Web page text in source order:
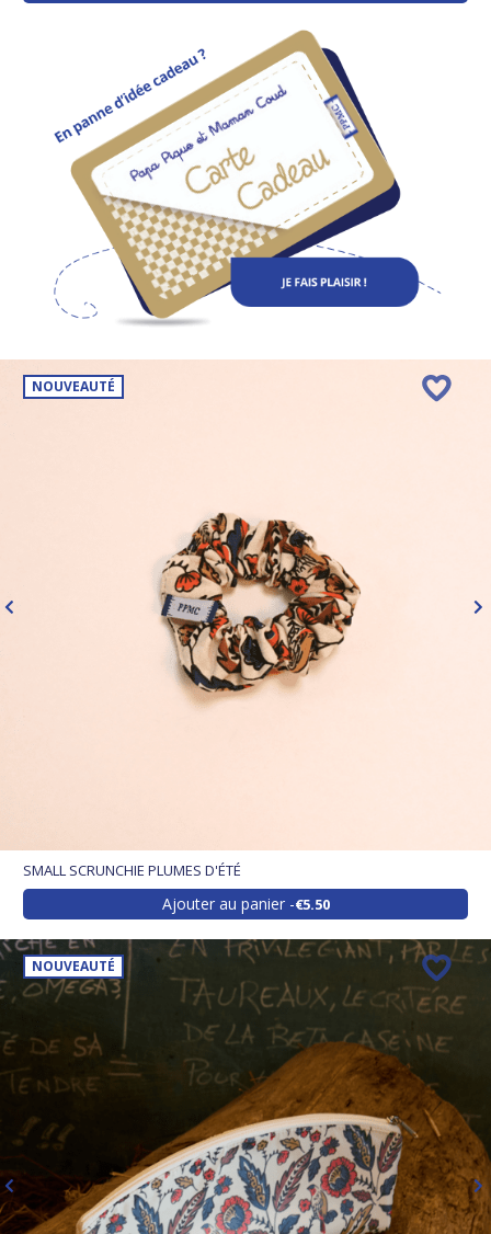
NOUVEAUTÉ
SMALL SCRUNCHIE PLUMES D'ÉTÉ
Ajouter au panier €5.50
NOUVEAUTÉ